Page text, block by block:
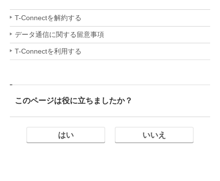
T-Connectを解約する
データ通信に関する留意事項
T-Connectを利用する
このページは役に立ちましたか？
はい いいえ